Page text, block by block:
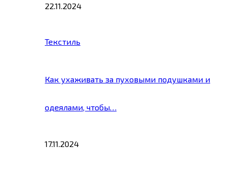
22.11.2024
Текстиль
Как ухаживать за пуховыми подушками и
одеялами, чтобы…
17.11.2024